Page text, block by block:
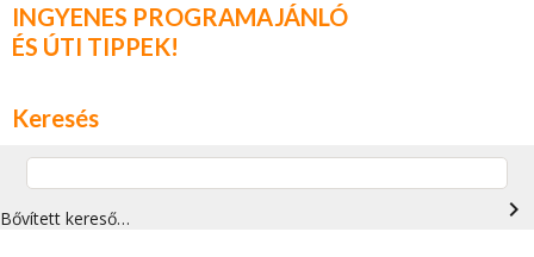
INGYENES PROGRAMAJÁNLÓ
ÉS ÚTI TIPPEK!
Keresés
Bővített kereső… navigate_next